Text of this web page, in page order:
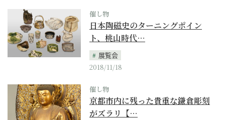
催し物
日本陶磁史のターニングポイン
ト、桃山時代…
展覧会
2018/11/18
催し物
京都市内に残った貴重な鎌倉彫刻
がズラリ【…